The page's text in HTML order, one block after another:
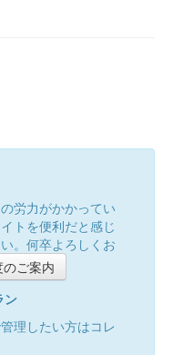
労力がかかってい
トを便利だと感じ
。何卒よろしくお
ご案内
ン
理したい方はコレ